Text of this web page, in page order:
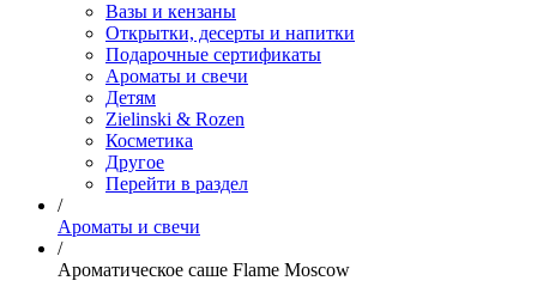
Вазы и кензаны
Открытки, десерты и напитки
Подарочные сертификаты
Ароматы и свечи
Детям
Zielinski & Rozen
Косметика
Другое
Перейти в раздел
/
Ароматы и свечи
/
Ароматическое саше Flame Moscow